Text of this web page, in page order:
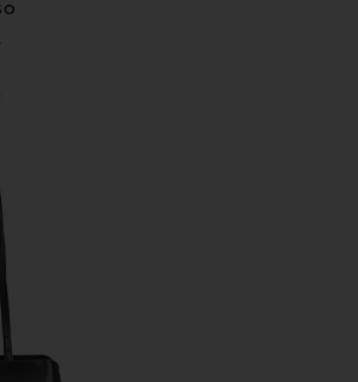
price:
СУМКА НА ПЛЕЧО ECLAIR